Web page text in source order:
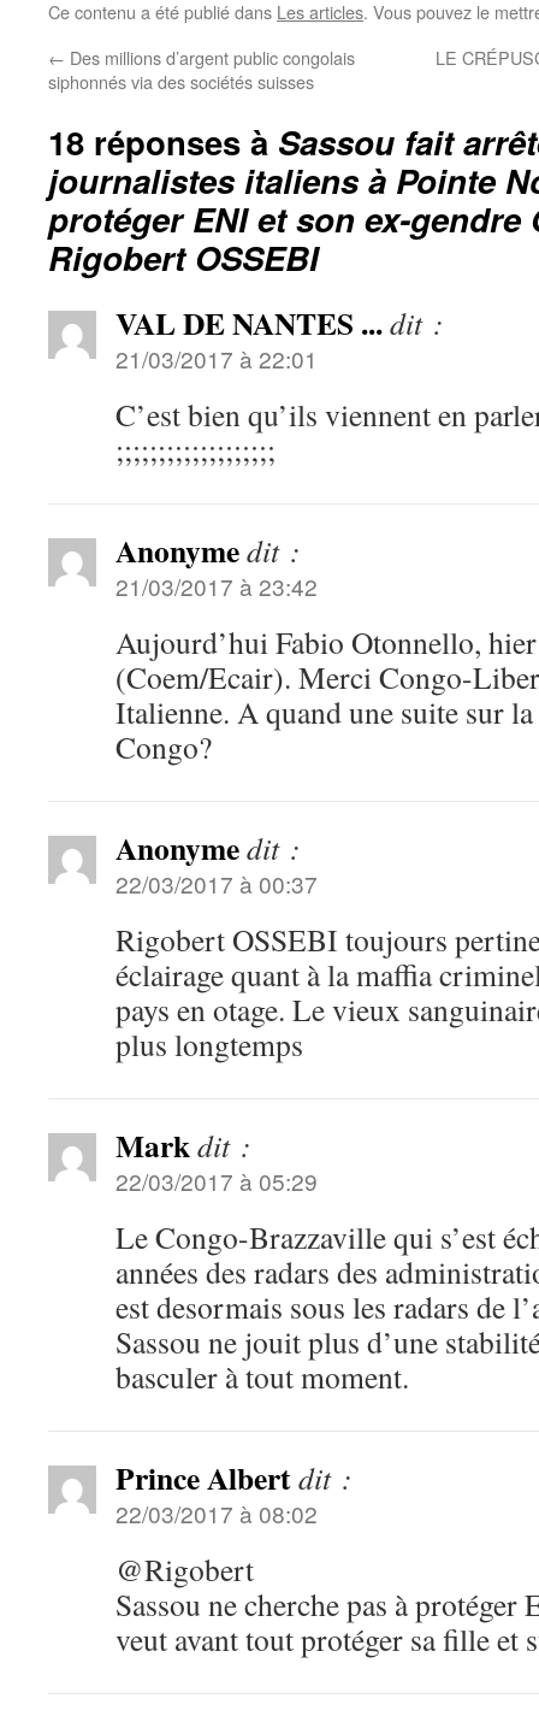
Ce contenu a été publié dans Les articles. Vous pouvez le
← Des millions d’argent public congolais
siphonnés via des sociétés suisses
LE
18 réponses à Sassou fait
journalistes italiens à Pointe
protéger ENI et son ex-gendre
Rigobert OSSEBI
VAL DE NANTES ...dit :
21/03/2017 à 22:01
C’est bien qu’ils viennent en
;;;;;;;;;;;;;;;;;;;
Anonymedit :
21/03/2017 à 23:42
Aujourd’hui Fabio Otonnello,
(Coem/Ecair). Merci Congo-
Italienne. A quand une suite sur
Congo?
Anonymedit :
22/03/2017 à 00:37
Rigobert OSSEBI toujours
éclairage quant à la maffia
pays en otage. Le vieux
plus longtemps
Markdit :
22/03/2017 à 05:29
Le Congo-Brazzaville qui s’est
années des radars des
est desormais sous les radars de
Sassou ne jouit plus d’une
basculer à tout moment.
Prince Albertdit :
22/03/2017 à 08:02
@Rigobert
Sassou ne cherche pas à
veut avant tout protéger sa fille et